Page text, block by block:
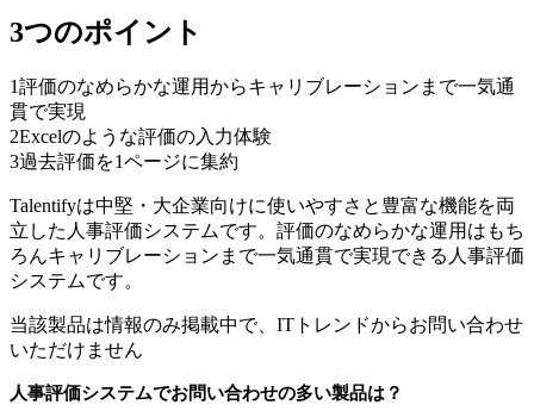
3つのポイント
1評価のなめらかな運用からキャリブレーションまで一気通
貫で実現
2Excelのような評価の入力体験
3過去評価を1ページに集約
Talentifyは中堅・大企業向けに使いやすさと豊富な機能を両
立した人事評価システムです。評価のなめらかな運用はもち
ろんキャリブレーションまで一気通貫で実現できる人事評価
システムです。
当該製品は情報のみ掲載中で、ITトレンドからお問い合わせ
いただけません
人事評価システムでお問い合わせの多い製品は？